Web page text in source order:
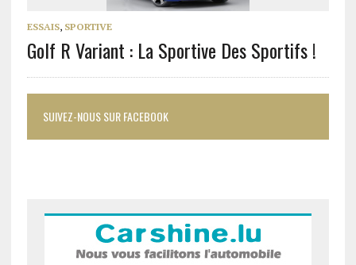
ESSAIS, SPORTIVE
Golf R Variant : La Sportive Des Sportifs !
SUIVEZ-NOUS SUR FACEBOOK